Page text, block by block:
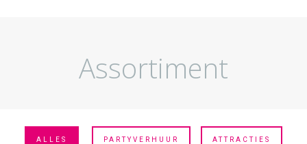
Assortiment
ALLES PARTYVERHUUR ATTRACTIES